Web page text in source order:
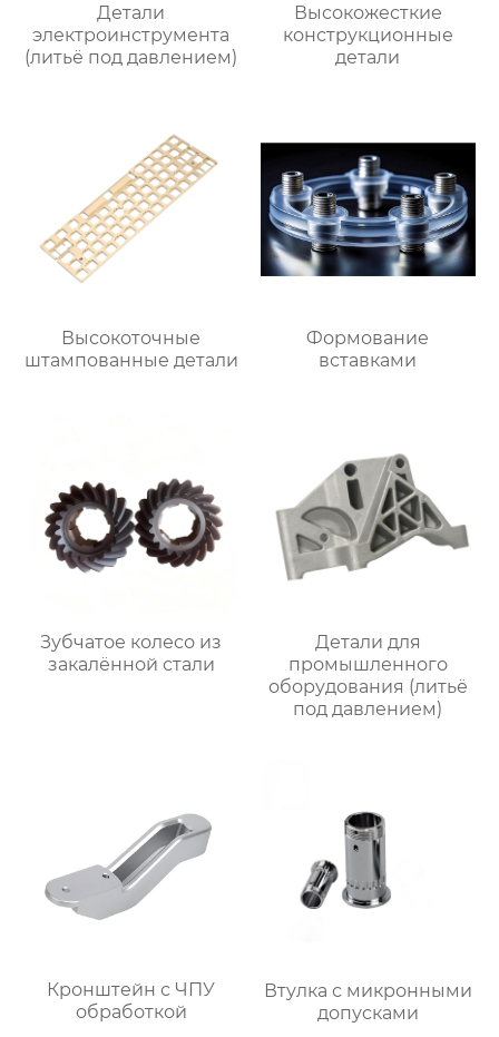
Детали
электроинструмента
(литьё под давлением)
Высокожесткие
конструкционные
детали
Высокоточные
штампованные детали
Формование
вставками
Зубчатое колесо из
закалённой стали
Детали для
промышленного
оборудования (литьё
под давлением)
Кронштейн с ЧПУ
обработкой
Втулка с микронными
допусками